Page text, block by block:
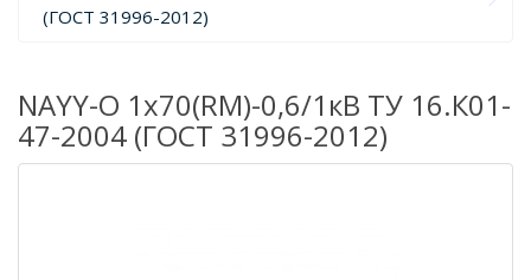
(ГОСТ 31996-2012)
NAYY-O 1х70(RM)-0,6/1кВ ТУ 16.К01-
47-2004 (ГОСТ 31996-2012)